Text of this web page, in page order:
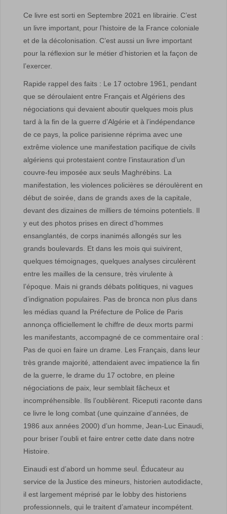
Ce livre est sorti en Septembre 2021 en librairie. C’est
un livre important, pour l’histoire de la France coloniale
et de la décolonisation. C’est aussi un livre important
pour la réflexion sur le métier d’historien et la façon de
l’exercer.
Rapide rappel des faits : Le 17 octobre 1961, pendant
que se déroulaient entre Français et Algériens des
négociations qui devaient aboutir quelques mois plus
tard à la fin de la guerre d’Algérie et à l’indépendance
de ce pays, la police parisienne réprima avec une
extrême violence une manifestation pacifique de civils
algériens qui protestaient contre l’instauration d’un
couvre-feu imposée aux seuls Maghrébins. La
manifestation, les violences policières se déroulèrent en
début de soirée, dans de grands axes de la capitale,
devant des dizaines de milliers de témoins potentiels. Il
y eut des photos prises en direct d’hommes
ensanglantés, de corps inanimés allongés sur les
grands boulevards. Et dans les mois qui suivirent,
quelques témoignages, quelques analyses circulèrent
entre les mailles de la censure, très virulente à
l’époque. Mais ni grands débats politiques, ni vagues
d’indignation populaires. Pas de bronca non plus dans
les médias quand la Préfecture de Police de Paris
annonça officiellement le chiffre de deux morts parmi
les manifestants, accompagné de ce commentaire oral :
Pas de quoi en faire un drame. Les Français, dans leur
très grande majorité, attendaient avec impatience la fin
de la guerre, le drame du 17 octobre, en pleine
négociations de paix, leur semblait fâcheux et
incompréhensible. Ils l’oublièrent. Riceputi raconte dans
ce livre le long combat (une quinzaine d’années, de
1986 aux années 2000) d’un homme, Jean-Luc Einaudi,
pour briser l’oubli et faire entrer cette date dans notre
Histoire.
Einaudi est d’abord un homme seul. Éducateur au
service de la Justice des mineurs, historien autodidacte,
il est largement méprisé par le lobby des historiens
professionnels, qui le traitent d’amateur incompétent.